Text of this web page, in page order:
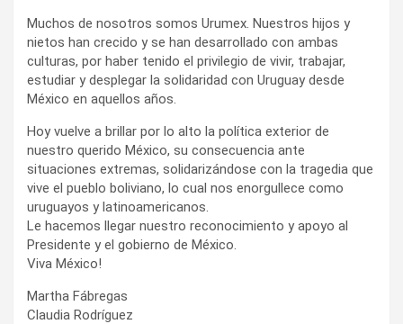
Muchos de nosotros somos Urumex. Nuestros hijos y
nietos han crecido y se han desarrollado con ambas
culturas, por haber tenido el privilegio de vivir, trabajar,
estudiar y desplegar la solidaridad con Uruguay desde
México en aquellos años.
Hoy vuelve a brillar por lo alto la política exterior de
nuestro querido México, su consecuencia ante
situaciones extremas, solidarizándose con la tragedia que
vive el pueblo boliviano, lo cual nos enorgullece como
uruguayos y latinoamericanos.
Le hacemos llegar nuestro reconocimiento y apoyo al
Presidente y el gobierno de México.
Viva México!
Martha Fábregas
Claudia Rodríguez